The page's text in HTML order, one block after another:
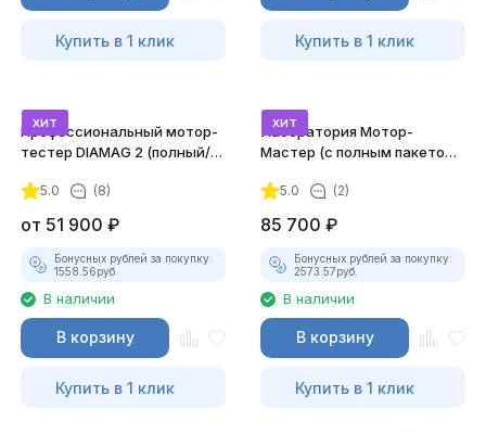
Купить в 1 клик Купить в 1 клик
хит
Профессиональный мотор-
тестер DIAMAG 2 (полный/
5.0 (8)
от 51 900 ₽
Бонусных рублей за покупку:
1558.56руб.
В наличии
В корзину
Купить в 1 клик
хит
Лаборатория Мотор-
Мастер (с полным пакетом
5.0 (2)
85 700 ₽
Бонусных рублей за покупку:
2573.57руб.
В наличии
В корзину
Купить в 1 клик